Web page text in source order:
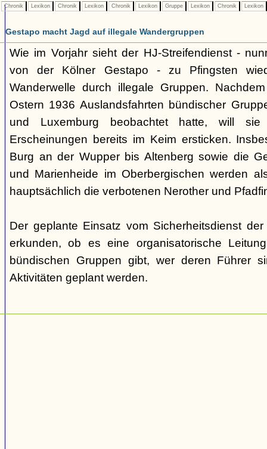
Chronik Lexikon Chronik Lexikon Chronik Lexikon Gruppe Lexikon Chronik Lexikon
Gestapo macht Jagd auf illegale Wandergruppen
Wie im Vorjahr sieht der HJ-Streifendienst -
von der Kölner Gestapo - zu Pfingsten
Wanderwelle durch illegale Gruppen.
Ostern 1936 Auslandsfahrten bündischer
und Luxemburg beobachtet hatte, will
Erscheinungen bereits im Keim ersticken.
Burg an der Wupper bis Altenberg sowie die
und Marienheide im Oberbergischen werden
hauptsächlich die verbotenen Nerother und
Der geplante Einsatz vom Sicherheitsdienst
erkunden, ob es eine organisatorische
bündischen Gruppen gibt, wer deren Führer
Aktivitäten geplant werden.